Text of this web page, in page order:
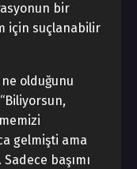
bir
için suçlanabilir
ne olduğunu
gelmişti ama
başımı